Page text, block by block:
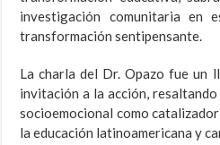
investigación comunitaria en
transformación sentipensante.
La charla del Dr. Opazo fue un
invitación a la acción,
socioemocional como
la educación latinoamericana y